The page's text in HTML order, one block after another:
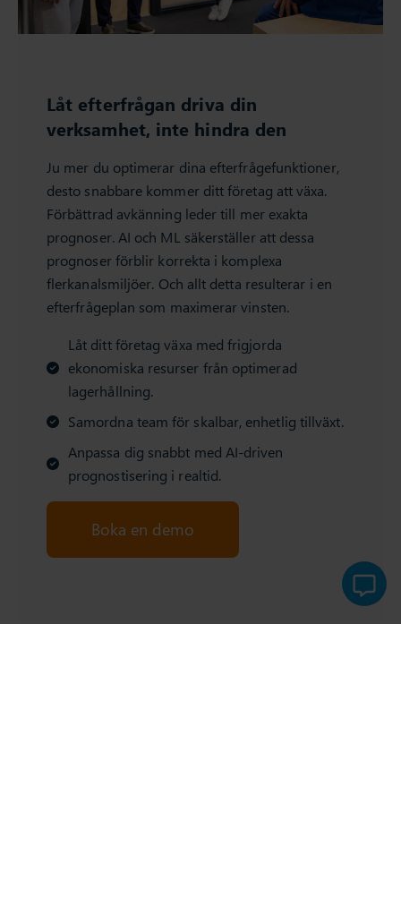
Låt efterfrågan driva din
verksamhet, inte hindra den
Ju mer du optimerar dina efterfrågefunktioner,
desto snabbare kommer ditt företag att växa.
Förbättrad avkänning leder till mer exakta
prognoser. AI och ML säkerställer att dessa
prognoser förblir korrekta i komplexa
flerkanalsmiljöer. Och allt detta resulterar i en
efterfrågeplan som maximerar vinsten.
Låt ditt företag växa med frigjorda
ekonomiska resurser från optimerad
lagerhållning.
Samordna team för skalbar, enhetlig tillväxt.
Anpassa dig snabbt med AI-driven
prognostisering i realtid.
Boka en demo